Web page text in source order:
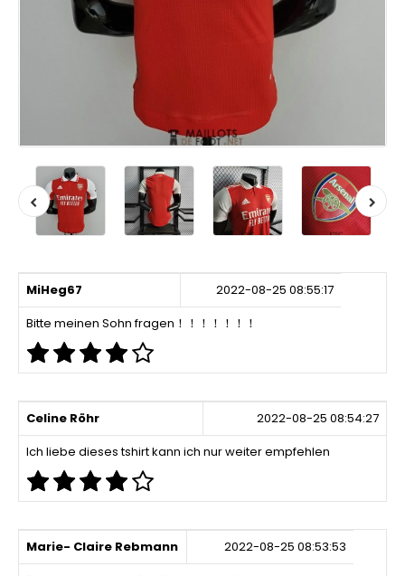
MiHeg67
2022-08-25 08:55:17
Bitte meinen Sohn fragen！！！！！！！
Celine Röhr
2022-08-25 08:54:27
Ich liebe dieses tshirt kann ich nur weiter empfehlen
Marie- Claire Rebmann
2022-08-25 08:53:53